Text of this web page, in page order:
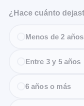
¿Hace cuánto
Menos de 2 años
Entre 3 y 5 años
6 años o más